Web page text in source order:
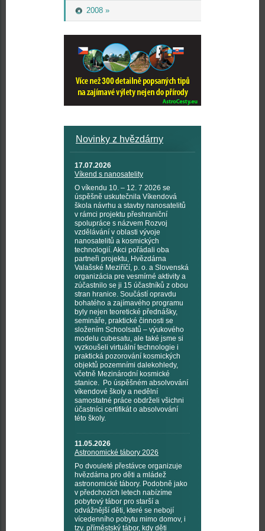
2008 »
Novinky z hvězdárny
17.07.2026
Víkend s nanosatelity
O víkendu 10. – 12. 7 2026 se
úspěšně uskutečnila Víkendová
škola návrhu a stavby nanosatelitů
v rámci projektu přeshraniční
spolupráce s názvem Rozvoj
vzdělávání v oblasti vývoje
nanosatelitů a kosmických
technologií. Akci pořádali oba
partneři projektu, Hvězdárna
Valašské Meziříčí, p. o. a Slovenská
organizácia pre vesmírné aktivity a
zúčastnilo se ji 15 účastníků z obou
stran hranice. Součástí opravdu
bohatého a zajímavého programu
byly nejen teoretické přednášky,
semináře, praktické činnosti se
složením Schoolsatů – výukového
modelu cubesatu, ale také jsme si
vyzkoušeli virtuální technologie i
praktická pozorování kosmických
objektů pozemními dalekohledy,
včetně Mezinárodní kosmické
stanice. Po úspěšném absolvování
víkendové školy a nedělní
samostatné práce obdrželi všichni
účastníci certifikát o absolvování
této školy.
11.05.2026
Astronomické tábory 2026
Po dvouleté přestávce organizuje
hvězdárna pro děti a mládež
astronomické tábory. Podobně jako
v předchozích letech nabízíme
pobytový tábor pro starší a
odvážnější děti, které se nebojí
vícedenního pobytu mimo domov, i
tzv. příměstský tábor, kdy děti